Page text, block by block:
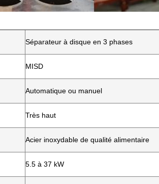
Séparateur à disque en 3 phases
MISD
Automatique ou manuel
Très haut
Acier inoxydable de qualité alimentaire
5.5 à 37 kW